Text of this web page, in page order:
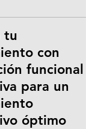
tu
con
funcional
para un
óptimo